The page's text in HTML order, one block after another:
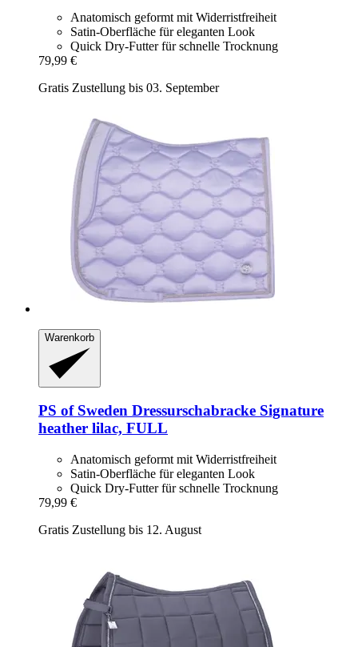
Anatomisch geformt mit Widerristfreiheit
Satin-Oberfläche für eleganten Look
Quick Dry-Futter für schnelle Trocknung
79,99 €
Gratis Zustellung bis 03. September
Warenkorb
PS of Sweden Dressurschabracke Signature
heather lilac, FULL
Anatomisch geformt mit Widerristfreiheit
Satin-Oberfläche für eleganten Look
Quick Dry-Futter für schnelle Trocknung
79,99 €
Gratis Zustellung bis 12. August